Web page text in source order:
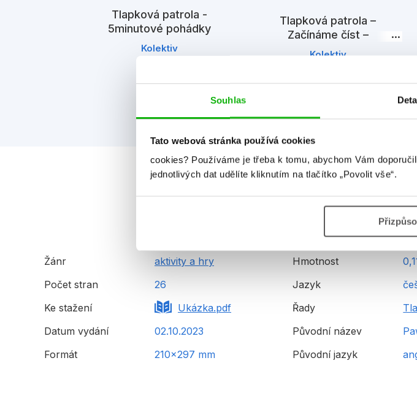
Souhlas
Tato webová stránka používá cookies
cookies? Používáme je třeba k tomu, abychom Vám
jednotlivých dat udělíte kliknutím na tlačítko „Povolit vše“.
Tlapková patrola -
5minutové pohádky
Kolektiv
Tlapková patrola –
Začínáme číst –
Dobrodružství na moři
Kolektiv
Detailní
Žánr
aktivity a hry
Počet stran
26
Ke stažení
Ukázka.pdf
Datum vydání
02.10.2023
Formát
210x297 mm
Hmotnost
Jazyk
Řady
Původní název
Původní jazyk